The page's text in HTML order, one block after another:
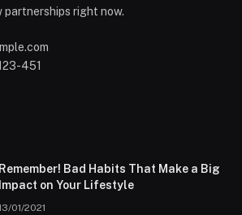
partnerships right now.
451
Remember! Bad Habits That Make a Big
Impact on Your Lifestyle
01/2021